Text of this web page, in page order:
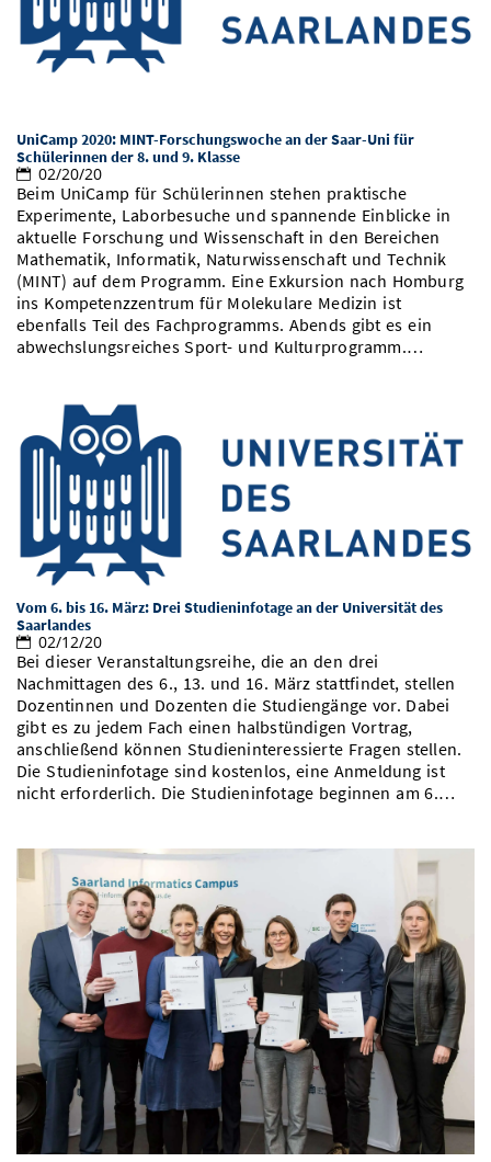
Vom Studium in den Beruf
Study Scheduler
Bibliothek
Open Science/Open Access
Start-ups
IT-Themenabend
Ranking
Zahlen & Fakten
Preise, Auszeichnungen und Förderungen
SIC Merchandise
SIC Podcast
Anfahrt
Termine, Vorträge und Veranstaltungen
Alumni
UniCamp 2020: MINT-Forschungswoche an der Saar-Uni für
Schülerinnen der 8. und 9. Klasse
02/20/20
Beim UniCamp für Schülerinnen stehen praktische
Experimente, Laborbesuche und spannende Einblicke in
aktuelle Forschung und Wissenschaft in den Bereichen
Mathematik, Informatik, Naturwissenschaft und Technik
(MINT) auf dem Programm. Eine Exkursion nach Homburg
ins Kompetenzzentrum für Molekulare Medizin ist
ebenfalls Teil des Fachprogramms. Abends gibt es ein
abwechslungsreiches Sport- und Kulturprogramm.…
Vom 6. bis 16. März: Drei Studieninfotage an der Universität des
Saarlandes
02/12/20
Bei dieser Veranstaltungsreihe, die an den drei
Nachmittagen des 6., 13. und 16. März stattfindet, stellen
Dozentinnen und Dozenten die Studiengänge vor. Dabei
gibt es zu jedem Fach einen halbstündigen Vortrag,
anschließend können Studieninteressierte Fragen stellen.
Die Studieninfotage sind kostenlos, eine Anmeldung ist
nicht erforderlich. Die Studieninfotage beginnen am 6.…